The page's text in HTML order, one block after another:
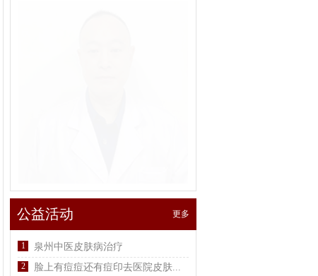
公益活动 更多
1 泉州中医皮肤病治疗
2 脸上有痘痘还有痘印去医院皮肤...